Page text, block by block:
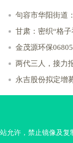
句容市华阳街道
甘肃：密织“格
金茂源环保
两代三人，接力
永吉股份拟定增
允许，禁止镜像及复